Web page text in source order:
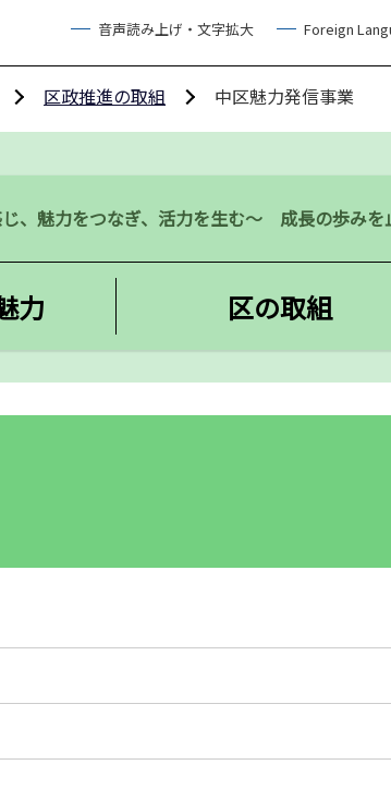
音声読み上げ・文字拡大 Foreign
区政推進の取組 中区魅力発信事業
、魅力をつなぎ、活力を生む～ 成長の歩みを
力 区の取組